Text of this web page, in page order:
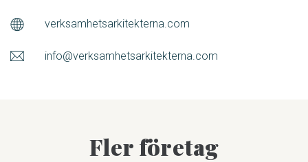
verksamhetsarkitekterna.com
info@verksamhetsarkitekterna.com
Fler företag